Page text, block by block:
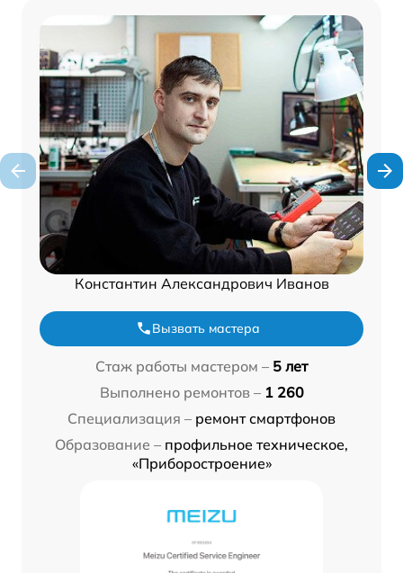
Константин Александрович Иванов
Вызвать мастера
Стаж работы мастером – 5 лет
Выполнено ремонтов – 1 260
Специализация – ремонт смартфонов
Образование – профильное техническое,
«Приборостроение»